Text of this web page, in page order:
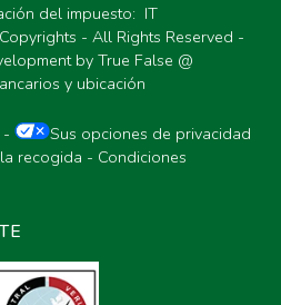
del impuesto: IT
- All Rights Reserved -
by True False @
y ubicación
-
Sus opciones de privacidad
recogida - Condiciones